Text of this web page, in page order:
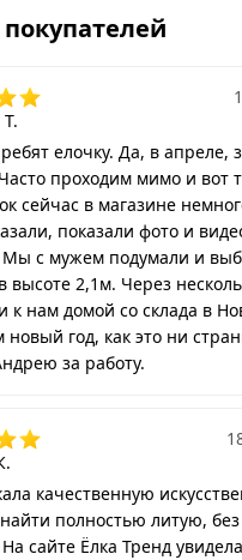
елочку. Да, в апреле,
проходим мимо и вот
сейчас в магазине
показали фото и
Мы с мужем подумали и
высоте 2,1м. Через
к нам домой со склада в
год, как это ни
за работу.
качественную
полностью литую,
сайте Ёлка Тренд